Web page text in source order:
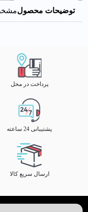
توضیحات محصول
پرداخت در محل
پشتیبانی 24 ساعته
ارسال سریع کالا